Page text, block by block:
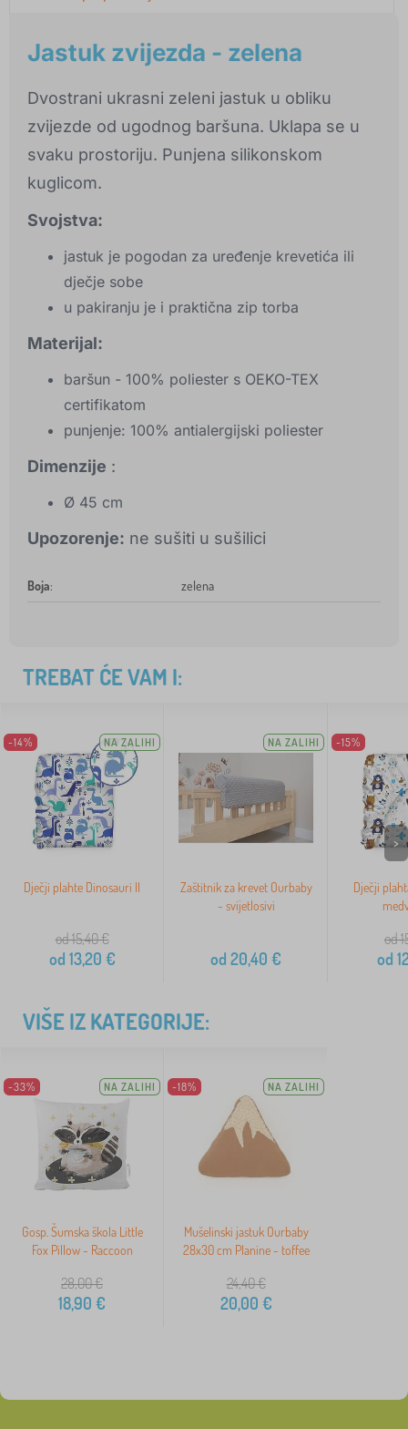
Jastuk zvijezda - zelena
Dvostrani ukrasni zeleni jastuk u obliku
zvijezde od ugodnog baršuna. Uklapa se u
svaku prostoriju. Punjena silikonskom
kuglicom.
Svojstva:
jastuk je pogodan za uređenje krevetića ili
dječje sobe
u pakiranju je i praktična zip torba
Materijal:
baršun - 100% poliester s OEKO-TEX
certifikatom
punjenje: 100% antialergijski poliester
Dimenzije :
Ø 45 cm
Upozorenje: ne sušiti u sušilici
Boja: zelena
TREBAT ĆE VAM I:
-14% NA ZALIHI
Dječji plahte Dinosauri II
od 15,40€
od 13,20 €
NA ZALIHI
Zaštitnik za krevet Ourbaby
- svijetlosivi
od 20,40 €
-15%
Dječji
od
od
>
VIŠE IZ KATEGORIJE:
-33% NA ZALIHI
Gosp. Šumska škola Little
Fox Pillow - Raccoon
28,00€
18,90 €
-18% NA ZALIHI
Mušelinski jastuk Ourbaby
28x30 cm Planine - toffee
24,40€
20,00 €